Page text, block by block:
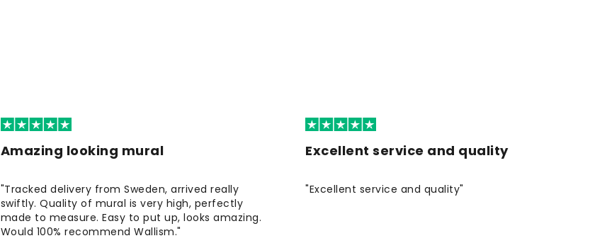
Amazing looking mural
"Tracked delivery from Sweden, arrived really
swiftly. Quality of mural is very high, perfectly
made to measure. Easy to put up, looks amazing.
Would 100% recommend Wallism."
Excellent service and quality
"Excellent service and quality"